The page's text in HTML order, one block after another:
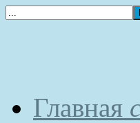
Главная